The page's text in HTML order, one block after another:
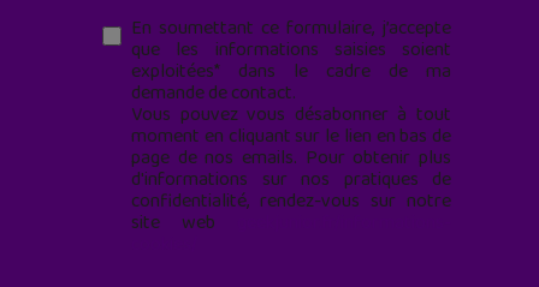
En soumettant ce formulaire, j’accepte
que les informations saisies soient
exploitées* dans le cadre de ma
demande de contact.
Vous pouvez vous désabonner à tout
moment en cliquant sur le lien en bas de
page de nos emails. Pour obtenir plus
d'informations sur nos pratiques de
confidentialité, rendez-vous sur notre
site web